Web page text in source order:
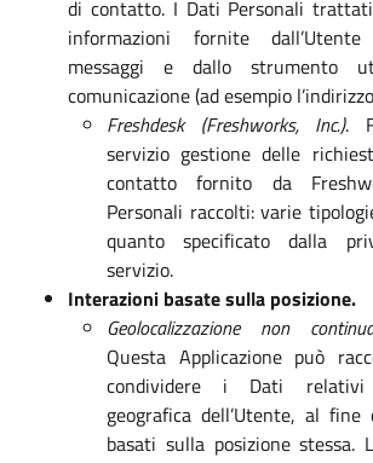
di contatto. I Dati Personali
informazioni fornite
messaggi e dallo strumento
comunicazione (ad esempio
Freshdesk (Freshworks, Inc.).
servizio gestione delle
contatto fornito da
Personali raccolti: varie
quanto specificato dalla
servizio.
Interazioni basate sulla posizione.
Geolocalizzazione non
Questa Applicazione può
condividere i Dati relativi
geografica dell’Utente, al
basati sulla posizione stessa.